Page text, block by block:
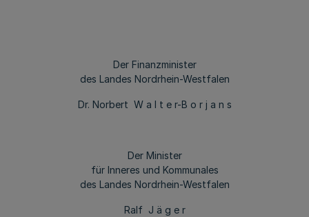
Der Finanzminister
des Landes Nordrhein-Westfalen
Dr. Norbert W a l t e r-B o r j a n s
Der Minister
für Inneres und Kommunales
des Landes Nordrhein-Westfalen
Ralf J ä g e r